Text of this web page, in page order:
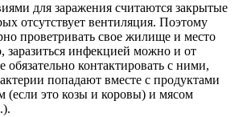
для заражения считаются закрытые
отсутствует вентиляция. Поэтому
проветривать свое жилище и место
заразиться инфекцией можно и от
контактировать с ними,
попадают вместе с продуктами
это козы и коровы) и мясом